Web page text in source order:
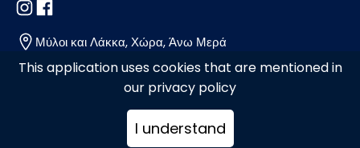
This application uses cookies that are mentioned in
our privacy policy
I understand
Μύλοι και Λάκκα, Χώρα, Άνω Μερά
+302289024053, +302289078278